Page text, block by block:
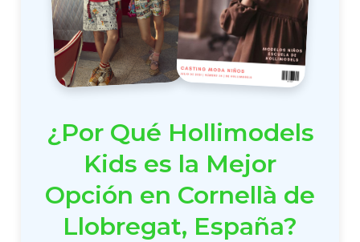
¿Por Qué Hollimodels
Kids es la Mejor
Opción en Cornellà de
Llobregat, España?